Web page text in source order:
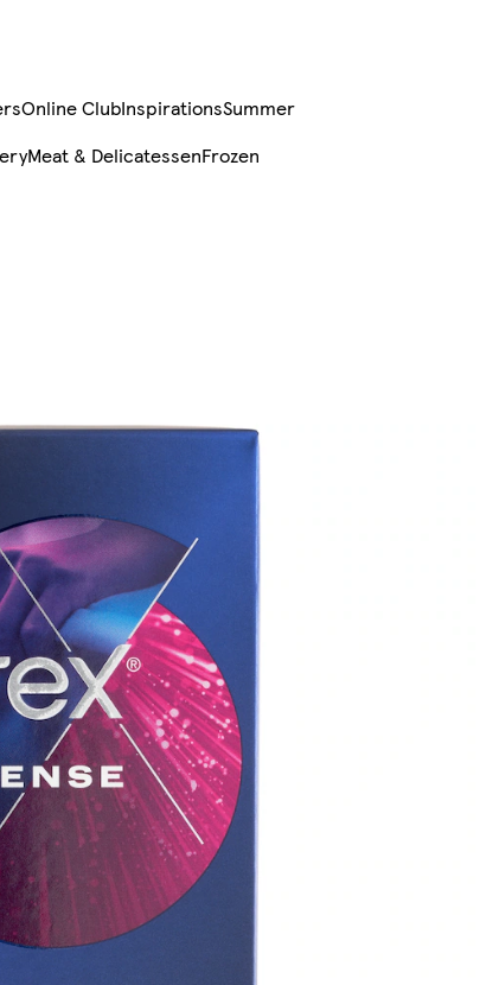
Online ClubInspirationsSummer
Meat & DelicatessenFrozen